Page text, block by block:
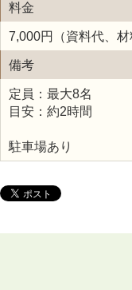
料金
7,000円（資料代、材
備考
定員：最大8名
目安：約2時間
駐車場あり